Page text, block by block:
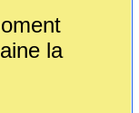
la